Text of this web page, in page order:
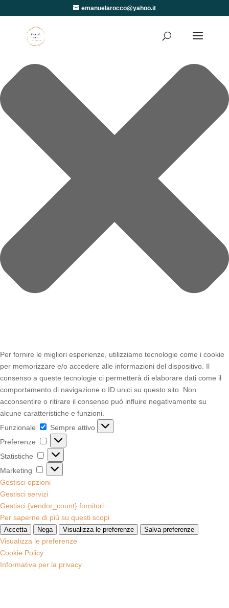
Per fornire le migliori esperienze, utilizziamo tecnologie come i cookie
per memorizzare e/o accedere alle informazioni del dispositivo. Il
consenso a queste tecnologie ci permetterà di elaborare dati come il
comportamento di navigazione o ID unici su questo sito. Non
acconsentire o ritirare il consenso può influire negativamente su
alcune caratteristiche e funzioni.
Funzionale
Funzionale
Sempre attivo
Preferenze
Preferenze
Statistiche Statistiche
Marketing
Marketing
Gestisci opzioni
Gestisci servizi
Gestisci {vendor_count} fornitori
Per saperne di più su questi scopi
Accetta Nega Visualizza le preferenze Salva preferenze
Visualizza le preferenze
Cookie Policy
Informativa per la privacy
emanuelarocco@yahoo.it